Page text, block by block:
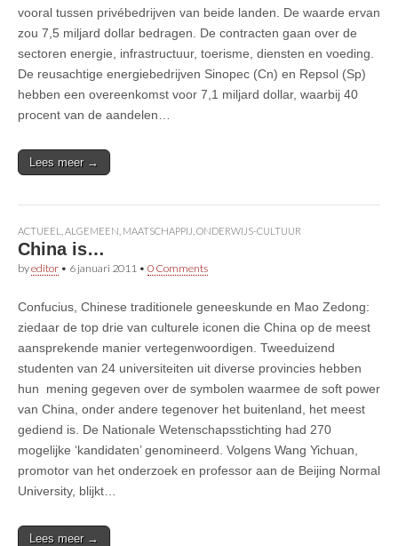
vooral tussen privébedrijven van beide landen. De waarde ervan
zou 7,5 miljard dollar bedragen. De contracten gaan over de
sectoren energie, infrastructuur, toerisme, diensten en voeding.
De reusachtige energiebedrijven Sinopec (Cn) en Repsol (Sp)
hebben een overeenkomst voor 7,1 miljard dollar, waarbij 40
procent van de aandelen…
Lees meer →
ACTUEEL ALGEMEEN MAATSCHAPPIJ ONDERWIJS-CULTUUR
China is…
byeditor • 6 januari 2011 • 0 Comments
Confucius, Chinese traditionele geneeskunde en Mao Zedong:
ziedaar de top drie van culturele iconen die China op de meest
aansprekende manier vertegenwoordigen. Tweeduizend
studenten van 24 universiteiten uit diverse provincies hebben
hun mening gegeven over de symbolen waarmee de soft power
van China, onder andere tegenover het buitenland, het meest
gediend is. De Nationale Wetenschapsstichting had 270
mogelijke ‘kandidaten’ genomineerd. Volgens Wang Yichuan,
promotor van het onderzoek en professor aan de Beijing Normal
University, blijkt…
Lees meer →